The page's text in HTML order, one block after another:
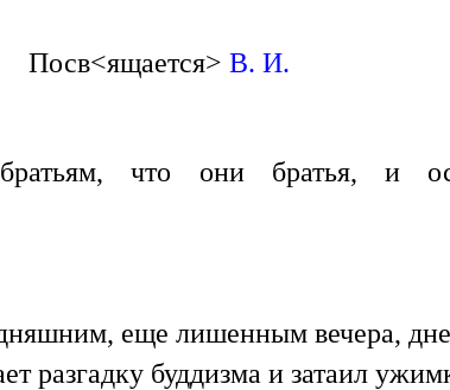
Посв<ящается> В. И.
что они братья, и
еще лишенным вечера,
разгадку буддизма и затаил